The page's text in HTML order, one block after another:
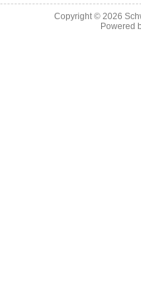
Copyright © 2026
Powered